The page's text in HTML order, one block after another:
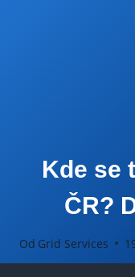
Kde se
ČR?
Od Grid Services